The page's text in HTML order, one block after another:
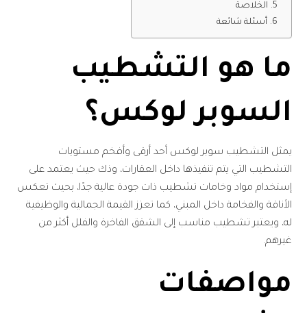
الخلاصة
أسئلة شائعة
ما هو التشطيب
السوبر لوكس؟
يمثل التشطيب سوبر لوكس أحد أرقى وأفخم مستويات
التشطيب التي يتم تنفيذها داخل العقارات، وذك حيث يعتمد على
إستخدام مواد وخامات تشطيب ذات جودة عالية جدًا، بحيث تعكس
الأناقة والفخامة داخل المبني، كما تعزز القيمة الجمالية والوظيفية
له، ويعتبر تشطيب مناسب إلى الشقق الفاخرة والفلل أكثر من
غيرهم.
مواصفات